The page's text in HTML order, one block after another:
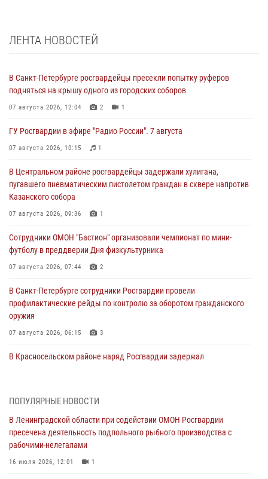
ЛЕНТА НОВОСТЕЙ
В Санкт-Петербурге росгвардейцы пресекли попытку руферов
подняться на крышу одного из городских соборов
07 августа 2026, 12:04 2 1
ГУ Росгвардии в эфире "Радио России". 7 августа
07 августа 2026, 10:15 1
В Центральном районе росгвардейцы задержали хулигана,
пугавшего пневматическим пистолетом граждан в сквере напротив
Казанского собора
07 августа 2026, 09:36 1
Сотрудники ОМОН "Бастион" организовали чемпионат по мини-
футболу в преддверии Дня физкультурника
07 августа 2026, 07:44 2
В Санкт-Петербурге сотрудники Росгвардии провели
профилактические рейды по контролю за оборотом гражданского
оружия
07 августа 2026, 06:15 3
В Красносельском районе наряд Росгвардии задержал
06 августа 2026, 13:39 1
В Центральном районе росгвардейцы оперативно задержали
хулигана, стрелявшего из пускового устройства рядом с жилыми
домами
06 августа 2026, 11:36
ПОПУЛЯРНЫЕ НОВОСТИ
В Ленинградской области при содействии ОМОН Росгвардии
пресечена деятельность подпольного рыбного производства с
рабочими-нелегалами
16 июля 2026, 12:01 1